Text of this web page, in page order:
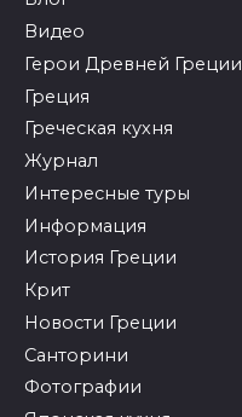
Видео
Герои Древней Греции
Греция
Греческая кухня
Журнал
Интересные туры
Информация
История Греции
Крит
Новости Греции
Санторини
Фотографии